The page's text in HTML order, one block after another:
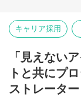
キャリア採用
「見えない
トと共にプ
ストレーター